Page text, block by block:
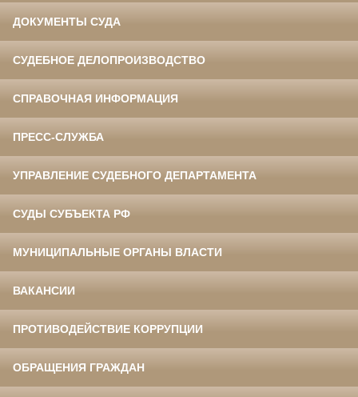
ДОКУМЕНТЫ СУДА
СУДЕБНОЕ ДЕЛОПРОИЗВОДСТВО
СПРАВОЧНАЯ ИНФОРМАЦИЯ
ПРЕСС-СЛУЖБА
УПРАВЛЕНИЕ СУДЕБНОГО ДЕПАРТАМЕНТА
СУДЫ СУБЪЕКТА РФ
МУНИЦИПАЛЬНЫЕ ОРГАНЫ ВЛАСТИ
ВАКАНСИИ
ПРОТИВОДЕЙСТВИЕ КОРРУПЦИИ
ОБРАЩЕНИЯ ГРАЖДАН